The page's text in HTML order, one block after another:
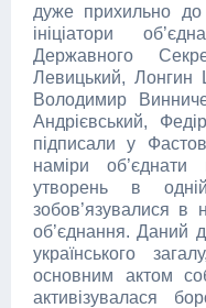
дуже прихильно до
ініціатори
Державного
Левицький, Лонгин
Володимир
Андрієвський,
підписали у
наміри об’єднати
утворень в
зобов’язувалися в
об’єднання. Даний
українського
основним актом
активізувалася